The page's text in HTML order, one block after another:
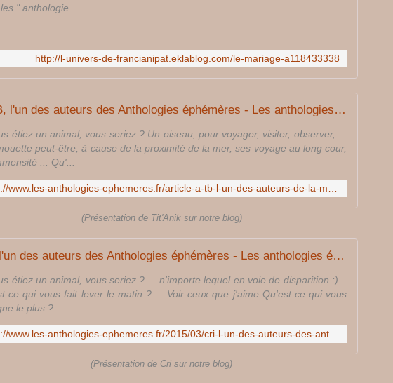
" anthologie...
http://l-univers-de-francianipat.eklablog.com/le-mariage-a118433338
A-TB, l'un des auteurs des Anthologies éphémères - Les anthologies éphémères
étiez un animal, vous seriez ? Un oiseau, pour voyager, visiter, observer, ...
peut-être, à cause de la proximité de la mer, ses voyage au long cour,
... Qu'...
(Présentation de Tit'Anik sur notre blog)
Cri, l'un des auteurs des Anthologies éphémères - Les anthologies éphémères
étiez un animal, vous seriez ? ... n'importe lequel en voie de disparition :)...
ce qui vous fait lever le matin ? ... Voir ceux que j'aime Qu'est ce qui vous
le plus ? ...
(Présentation de Cri sur notre blog)